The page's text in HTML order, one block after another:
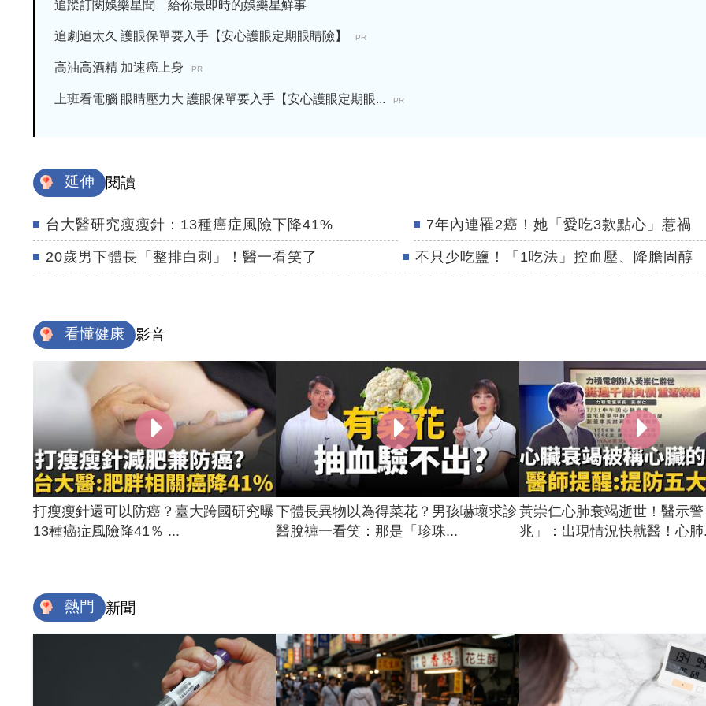
追蹤訂閱娛樂星聞 給你最即時的娛樂星鮮事
追劇追太久 護眼保單要入手【安心護眼定期眼睛險】 PR
高油高酒精 加速癌上身 PR
上班看電腦 眼睛壓力大 護眼保單要入手【安心護眼定期眼... PR
延伸 閱讀
台大醫研究瘦瘦針：13種癌症風險下降41% 7年內連罹2癌！她「愛吃3款點心」惹禍
20歲男下體長「整排白刺」！醫一看笑了 不只少吃鹽！「1吃法」控血壓、降膽固醇
看懂健康 影音
打瘦瘦針還可以防癌？臺大跨國研究曝
13種癌症風險降41％ ...
下體長異物以為得菜花？男孩嚇壞求診
醫脫褲一看笑：那是「珍珠...
黃崇仁心肺衰竭逝世！醫示
兆」：出現情況快就醫！心
熱門 新聞